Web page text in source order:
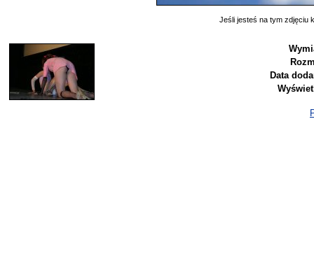
Jeśli jesteś na tym zdjęciu
Data